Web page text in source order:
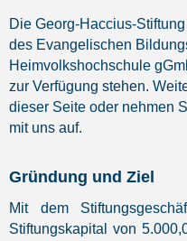
Die Georg-Haccius-
des Evangelischen
Heimvolkshochschule
zur Verfügung stehen.
dieser Seite oder nehmen
mit uns auf.
Gründung und Ziel
Mit dem
Stiftungskapital von